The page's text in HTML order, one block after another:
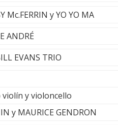
y YO YO MA
ANDRÉ
EVANS TRIO
y violoncello
y MAURICE GENDRON